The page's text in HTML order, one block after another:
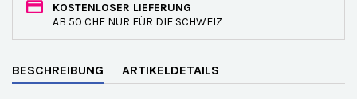
KOSTENLOSER LIEFERUNG
AB 50 CHF NUR FÜR DIE SCHWEIZ
BESCHREIBUNG ARTIKELDETAILS